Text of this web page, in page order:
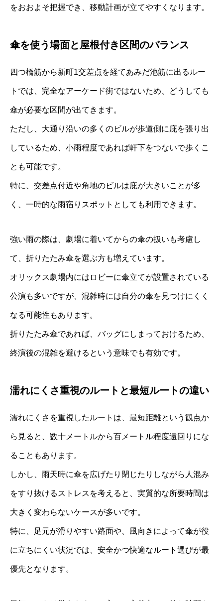
をおおよそ把握でき、移動計画が立てやすくなります。
傘を使う場面と屋根付き区間のバランス
四つ橋筋から新町1交差点を経てあみだ池筋に出るルー
トでは、完全なアーケード街ではないため、どうしても
傘が必要な区間が出てきます。
ただし、大通り沿いの多くのビルが歩道側に庇を張り出
しているため、小雨程度であれば軒下をつないで歩くこ
とも可能です。
特に、交差点付近や角地のビルは庇が大きいことが多
く、一時的な雨宿りスポットとしても利用できます。
強い雨の際は、劇場に着いてからの傘の扱いも考慮し
て、折りたたみ傘を選ぶ方も増えています。
オリックス劇場内にはロビーに傘立てが設置されている
公演も多いですが、混雑時には自分の傘を見つけにくく
なる可能性もあります。
折りたたみ傘であれば、バッグにしまっておけるため、
終演後の混雑を避けるという意味でも有効です。
濡れにくさ重視のルートと最短ルートの違い
濡れにくさを重視したルートは、最短距離という観点か
ら見ると、数十メートルから百メートル程度遠回りにな
ることもあります。
しかし、雨天時に傘を広げたり閉じたりしながら人混み
をすり抜けるストレスを考えると、実質的な所要時間は
大きく変わらないケースが多いです。
特に、足元が滑りやすい路面や、風向きによって傘が役
に立ちにくい状況では、安全かつ快適なルート選びが最
優先となります。